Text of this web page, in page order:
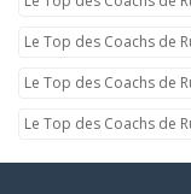
Le Top des Coachs de
Le Top des Coachs de
Le Top des Coachs de